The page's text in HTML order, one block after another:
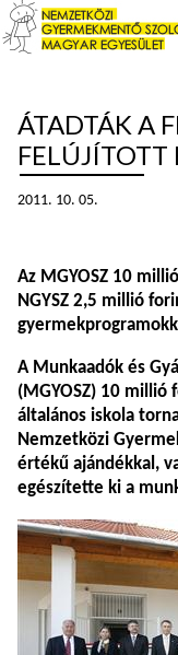
ÁTADTÁK A
FELÚJÍTOTT
2011. 10. 05.
Az MGYOSZ 10
NGYSZ 2,5 millió
A Munkaadók és
(MGYOSZ) 10 millió
általános iskola
Nemzetközi
értékű ajándékkal,
egészítette ki a